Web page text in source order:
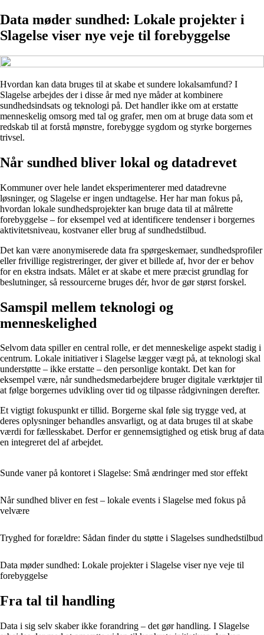
Data møder sundhed: Lokale projekter i
Slagelse viser nye veje til forebyggelse
Hvordan kan data bruges til at skabe et sundere lokalsamfund? I
Slagelse arbejdes der i disse år med nye måder at kombinere
sundhedsindsats og teknologi på. Det handler ikke om at erstatte
menneskelig omsorg med tal og grafer, men om at bruge data som et
redskab til at forstå mønstre, forebygge sygdom og styrke borgernes
trivsel.
Når sundhed bliver lokal og datadrevet
Kommuner over hele landet eksperimenterer med datadrevne
løsninger, og Slagelse er ingen undtagelse. Her har man fokus på,
hvordan lokale sundhedsprojekter kan bruge data til at målrette
forebyggelse – for eksempel ved at identificere tendenser i borgernes
aktivitetsniveau, kostvaner eller brug af sundhedstilbud.
Det kan være anonymiserede data fra spørgeskemaer, sundhedsprofiler
eller frivillige registreringer, der giver et billede af, hvor der er behov
for en ekstra indsats. Målet er at skabe et mere præcist grundlag for
beslutninger, så ressourcerne bruges dér, hvor de gør størst forskel.
Samspil mellem teknologi og
menneskelighed
Selvom data spiller en central rolle, er det menneskelige aspekt stadig i
centrum. Lokale initiativer i Slagelse lægger vægt på, at teknologi skal
understøtte – ikke erstatte – den personlige kontakt. Det kan for
eksempel være, når sundhedsmedarbejdere bruger digitale værktøjer til
at følge borgernes udvikling over tid og tilpasse rådgivningen derefter.
Et vigtigt fokuspunkt er tillid. Borgerne skal føle sig trygge ved, at
deres oplysninger behandles ansvarligt, og at data bruges til at skabe
værdi for fællesskabet. Derfor er gennemsigtighed og etisk brug af data
en integreret del af arbejdet.
Sunde vaner på kontoret i Slagelse: Små ændringer med stor effekt
Når sundhed bliver en fest – lokale events i Slagelse med fokus på
velvære
Tryghed for forældre: Sådan finder du støtte i Slagelses sundhedstilbud
Data møder sundhed: Lokale projekter i Slagelse viser nye veje til
forebyggelse
Fra tal til handling
Data i sig selv skaber ikke forandring – det gør handling. I Slagelse